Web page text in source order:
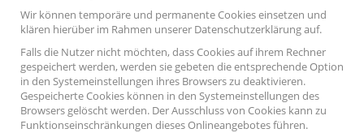
Wir können temporäre und permanente Cookies einsetzen und
klären hierüber im Rahmen unserer Datenschutzerklärung auf.
Falls die Nutzer nicht möchten, dass Cookies auf ihrem Rechner
gespeichert werden, werden sie gebeten die entsprechende Option
in den Systemeinstellungen ihres Browsers zu deaktivieren.
Gespeicherte Cookies können in den Systemeinstellungen des
Browsers gelöscht werden. Der Ausschluss von Cookies kann zu
Funktionseinschränkungen dieses Onlineangebotes führen.